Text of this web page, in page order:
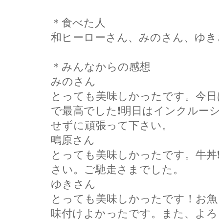
＊食べた人
和ヒーローさん、みのさん、ゆ
＊みんなからの感想
みのさん
とっても美味しかったです。今
で最高でした❗明日はインクル
せずに頑張って下さい。
鴫原さん
とっても美味しかったです。牛丼
さい。ご馳走さまでした。
ゆきさん
とっても美味しかったです！お
味付けよかったです。また、よ